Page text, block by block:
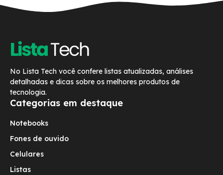
No Lista Tech você confere listas atualizadas, análises
detalhadas e dicas sobre os melhores produtos de
tecnologia.
Categorias em destaque
Notebooks
Fones de ouvido
Celulares
Listas